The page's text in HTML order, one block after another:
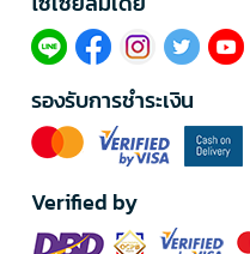
รองรับการชำระเงิน
Verified by